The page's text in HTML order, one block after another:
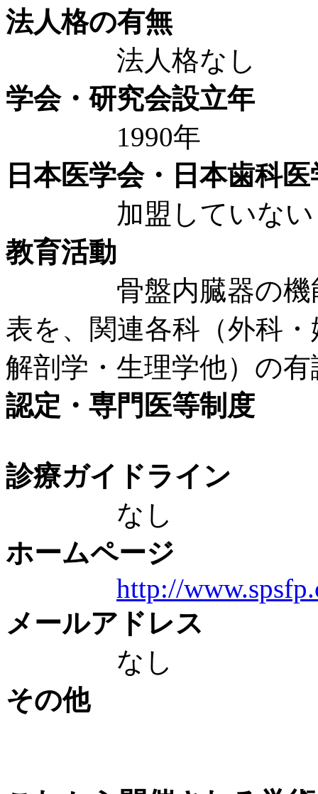
法人格の有無
法人格なし
学会・研究会設立年
1990年
日本医学会・日本歯科
加盟していない
教育活動
骨盤内臓器の機能
表を、関連各科（外科
解剖学・生理学他）の
認定・専門医等制度
診療ガイドライン
なし
ホームページ
http://
メールアドレス
なし
その他